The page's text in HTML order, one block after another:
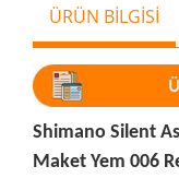
ÜRÜN BİLGİSİ
Shimano Silent
Maket Yem 006